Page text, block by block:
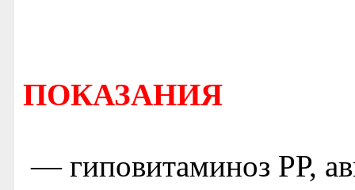
ПОКАЗАНИЯ
— гиповитаминоз РР,